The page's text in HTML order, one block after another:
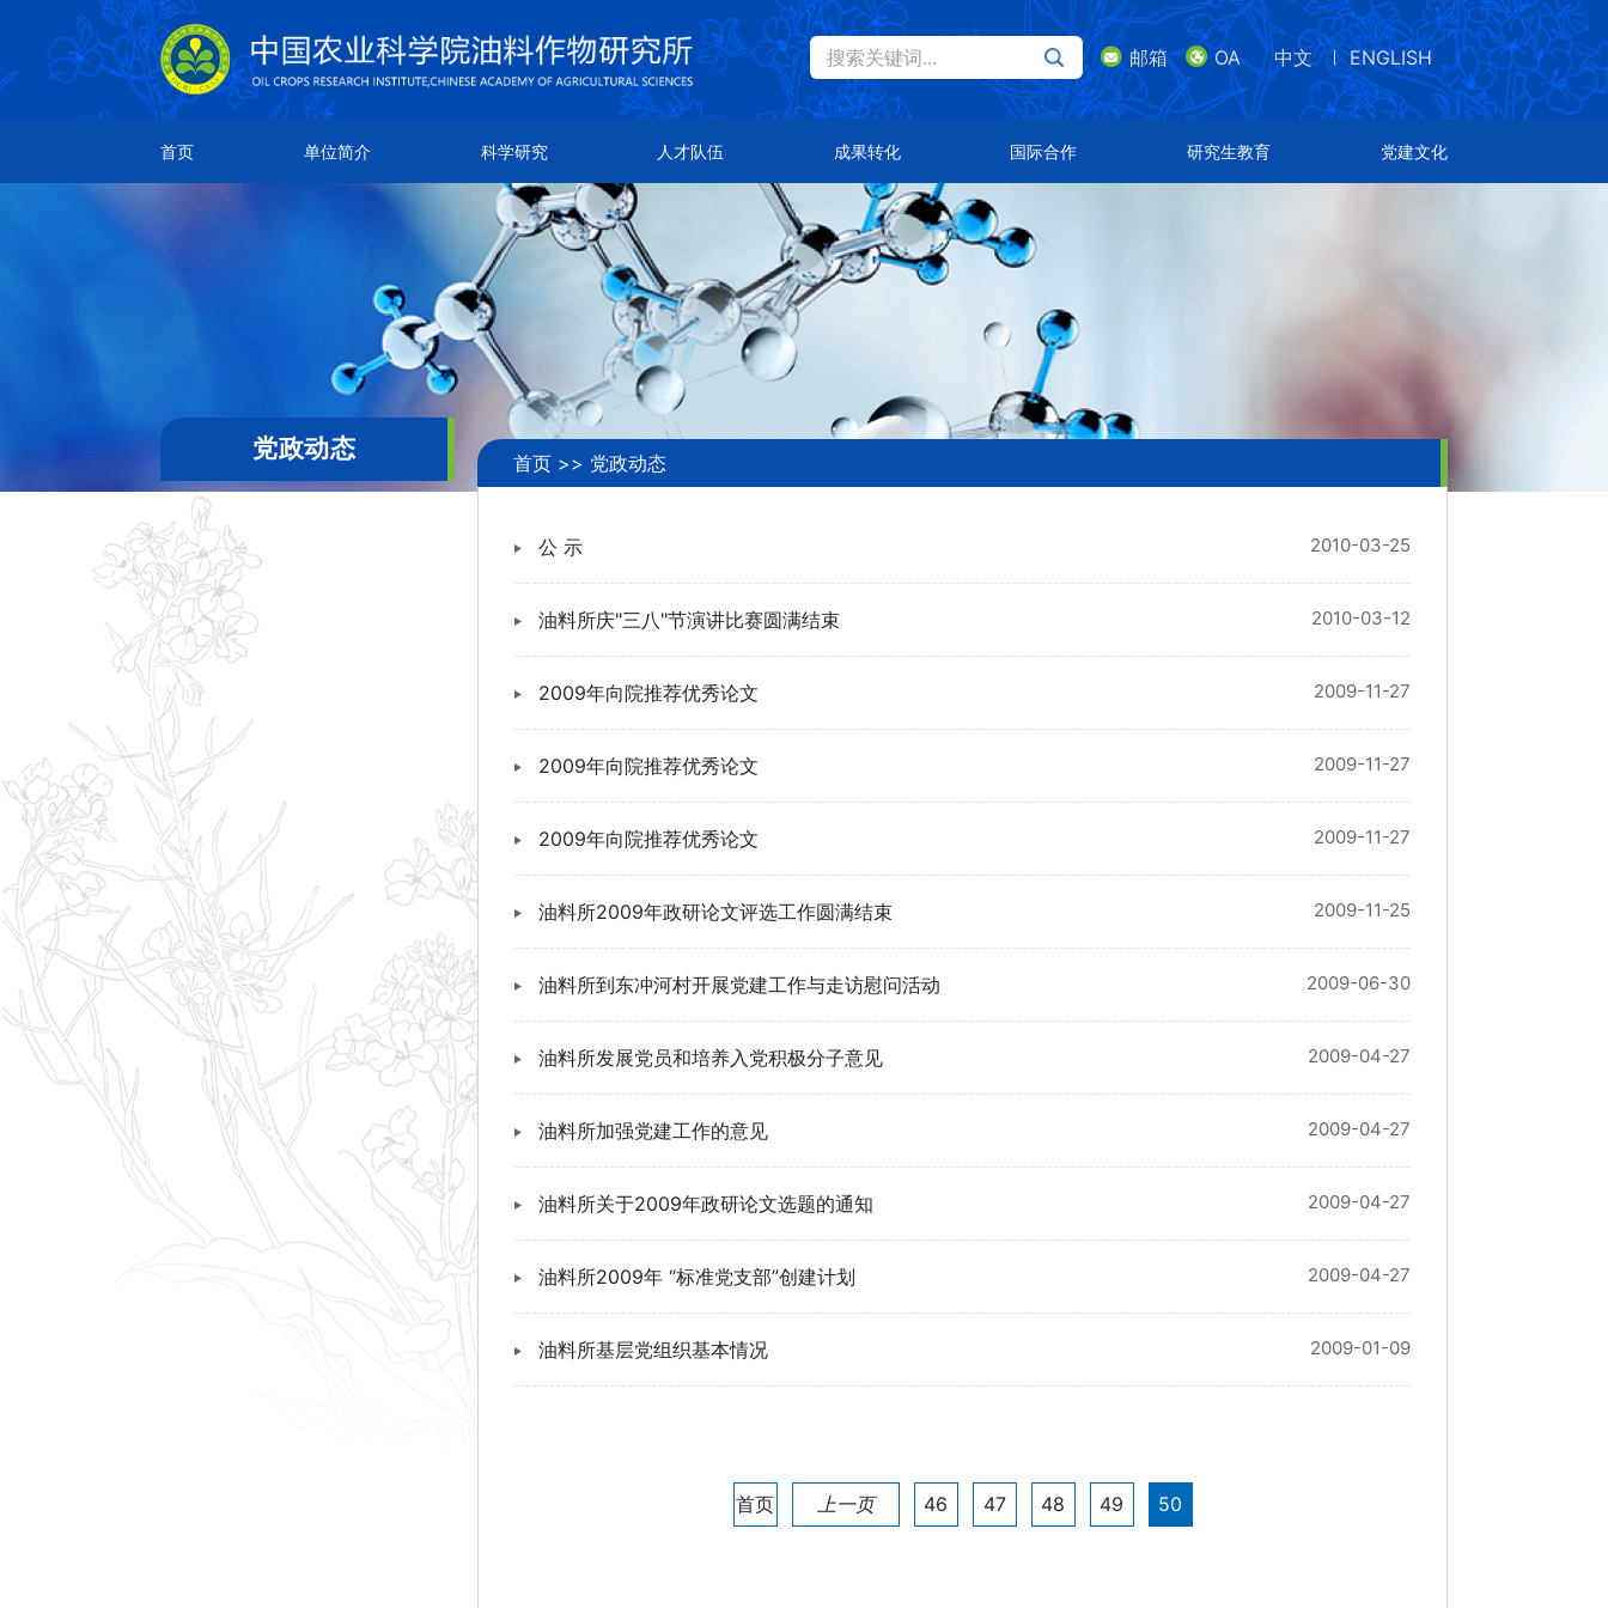
English 邮箱
科学研究 人才队伍
院士风采 主导品种
主推技术
国际合作
总体概况
合作伙伴
研究生教育 党建文化
搜索关键词... 邮箱 OA 中文 ENGLISH
首页 单位简介 科学研究 人才队伍 成果转化 国际合作 研究生教育 党建文化
党政动态 首页 >> 党政动态
2010-03-25
公 示
2010-03-12
油料所庆"三八"节演讲比赛圆满结束
2009-11-27
2009年向院推荐优秀论文
2009-11-27
2009年向院推荐优秀论文
2009-11-27
2009年向院推荐优秀论文
2009-11-25
油料所2009年政研论文评选工作圆满结束
2009-06-30
油料所到东冲河村开展党建工作与走访慰问活动
2009-04-27
油料所发展党员和培养入党积极分子意见
2009-04-27
油料所加强党建工作的意见
2009-04-27
油料所关于2009年政研论文选题的通知
2009-04-27
油料所2009年 “标准党支部”创建计划
2009-01-09
油料所基层党组织基本情况
首页 上一页 46 47 48 49 50